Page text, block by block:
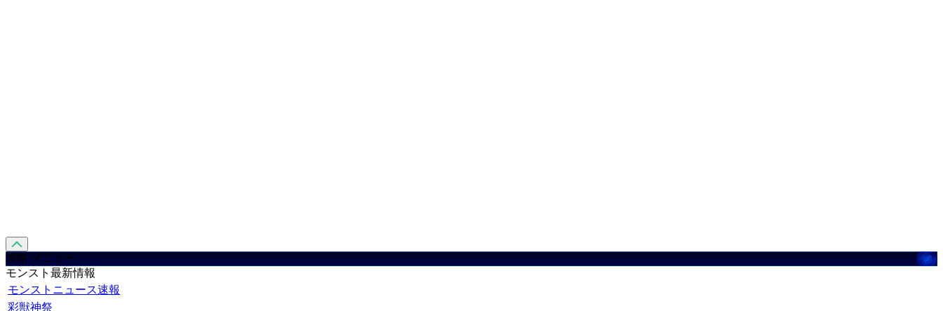
攻略 メニュー
モンスト最新情報
モンストニュース速報
彩獣神祭